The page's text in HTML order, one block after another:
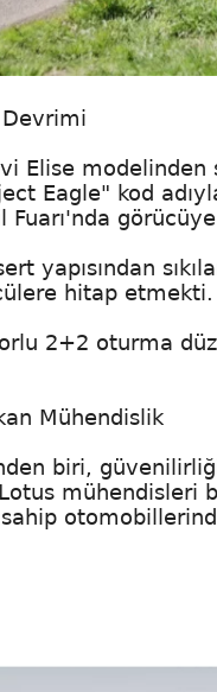
Elise
Eagle" kod
görücüye
yapısından
hitap etmekti.
2+2 oturma
Mühendislik
biri,